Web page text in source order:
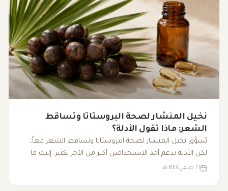
نخيل المنشار لصحة البروستاتا وتساقط
الشعر: ماذا تقول الأدلة؟
يُسوَّق نخيل المنشار لصحة البروستاتا وتساقط الشعر معاً،
لكن الأدلة تدعم أحد الاستخدامين أكثر من الآخر بكثير. إليك ما
تقوله الأبحاث فعلاً.
٢١ صفر ١٤٤٨ هـ